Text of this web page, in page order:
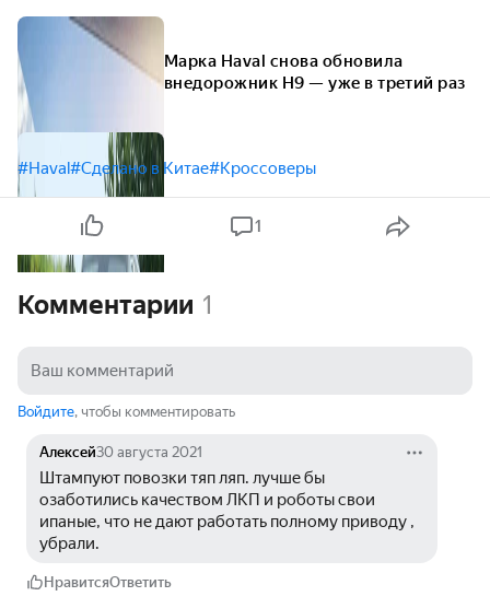
Марка Haval снова обновила
внедорожник H9 — уже в третий раз
#Haval#Сделано в Китае#Кроссоверы
1
Комментарии 1
Войдите, чтобы комментировать
Алексей30 августа 2021
Штампуют повозки тяп ляп. лучше бы
озаботились качеством ЛКП и роботы свои
ипаные, что не дают работать полному приводу ,
убрали.
НравитсяОтветить